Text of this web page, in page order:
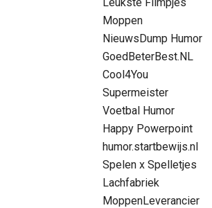
Moppen
NieuwsDump Humor
GoedBeterBest.NL
Cool4You
Supermeister
Voetbal Humor
Happy Powerpoint
humor.startbewijs.nl
Spelen x Spelletjes
Lachfabriek
MoppenLeverancier